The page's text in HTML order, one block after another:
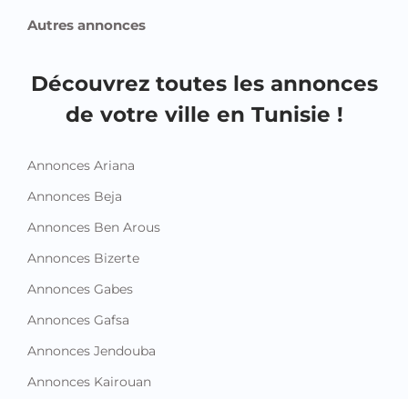
Autres annonces
Découvrez toutes les annonces
de votre ville en Tunisie !
Annonces Ariana
Annonces Beja
Annonces Ben Arous
Annonces Bizerte
Annonces Gabes
Annonces Gafsa
Annonces Jendouba
Annonces Kairouan